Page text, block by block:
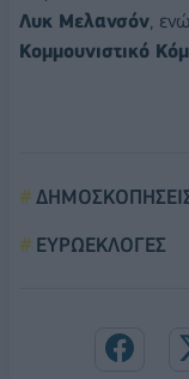
Λυκ Μελανσόν ,
Κομμουνιστικό
ΕΥΡΩΕΚΛΟΓΕΣ